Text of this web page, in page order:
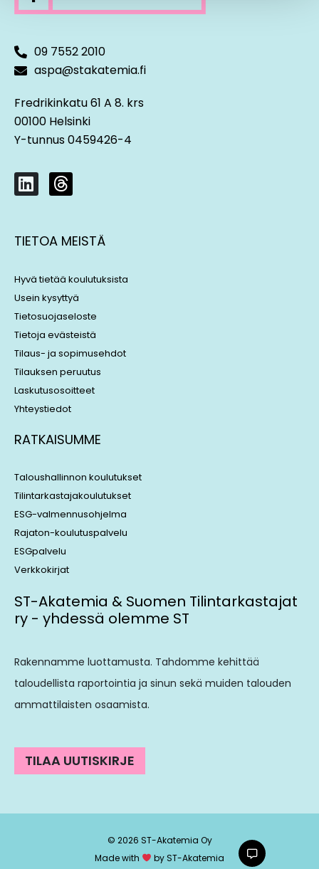
09 7552 2010
aspa@stakatemia.fi
Fredrikinkatu 61 A 8. krs
00100 Helsinki
Y-tunnus 0459426-4
L
i
k
e
i
n
T
h
e
a
s
TIETOA MEISTÄ
Hyvä tietää koulutuksista
Usein kysyttyä
Tietosuojaseloste
Tietoja evästeistä
Tilaus- ja sopimusehdot
Tilauksen peruutus
Laskutusosoitteet
Yhteystiedot
RATKAISUMME
Taloushallinnon koulutukset
Tilintarkastajakoulutukset
ESG-valmennusohjelma
Rajaton-koulutuspalvelu
ESGpalvelu
Verkkokirjat
ST-Akatemia & Suomen Tilintarkastajat
ry - yhdessä olemme ST
Rakennamme luottamusta. Tahdomme kehittää
taloudellista raportointia ja sinun sekä muiden talouden
ammattilaisten osaamista.
TILAA UUTISKIRJE
© 2026 ST-Akatemia Oy
Made with
by ST-Akatemia